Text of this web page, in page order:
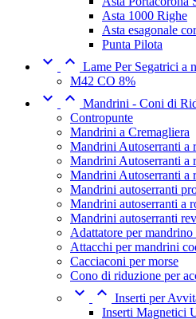
Asta 1000 Righe
Asta esagonale
Punta Pilota
  Lame Per Segatrici a
M42 CO 8%
  Mandrini - Coni di
Contropunte
Mandrini a Cremagliera
Mandrini Autoserranti a
Mandrini Autoserranti a
Mandrini Autoserranti a
Mandrini autoserranti
Mandrini autoserranti a
Mandrini autoserranti
Adattatore per
Attacchi per mandrini
Cacciaconi per morse
Cono di riduzione per
  Inserti per
Inserti Magnetici